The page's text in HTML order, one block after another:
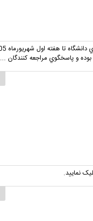
و پاسخگوي مراجعه کنندگان ...
نمایید.